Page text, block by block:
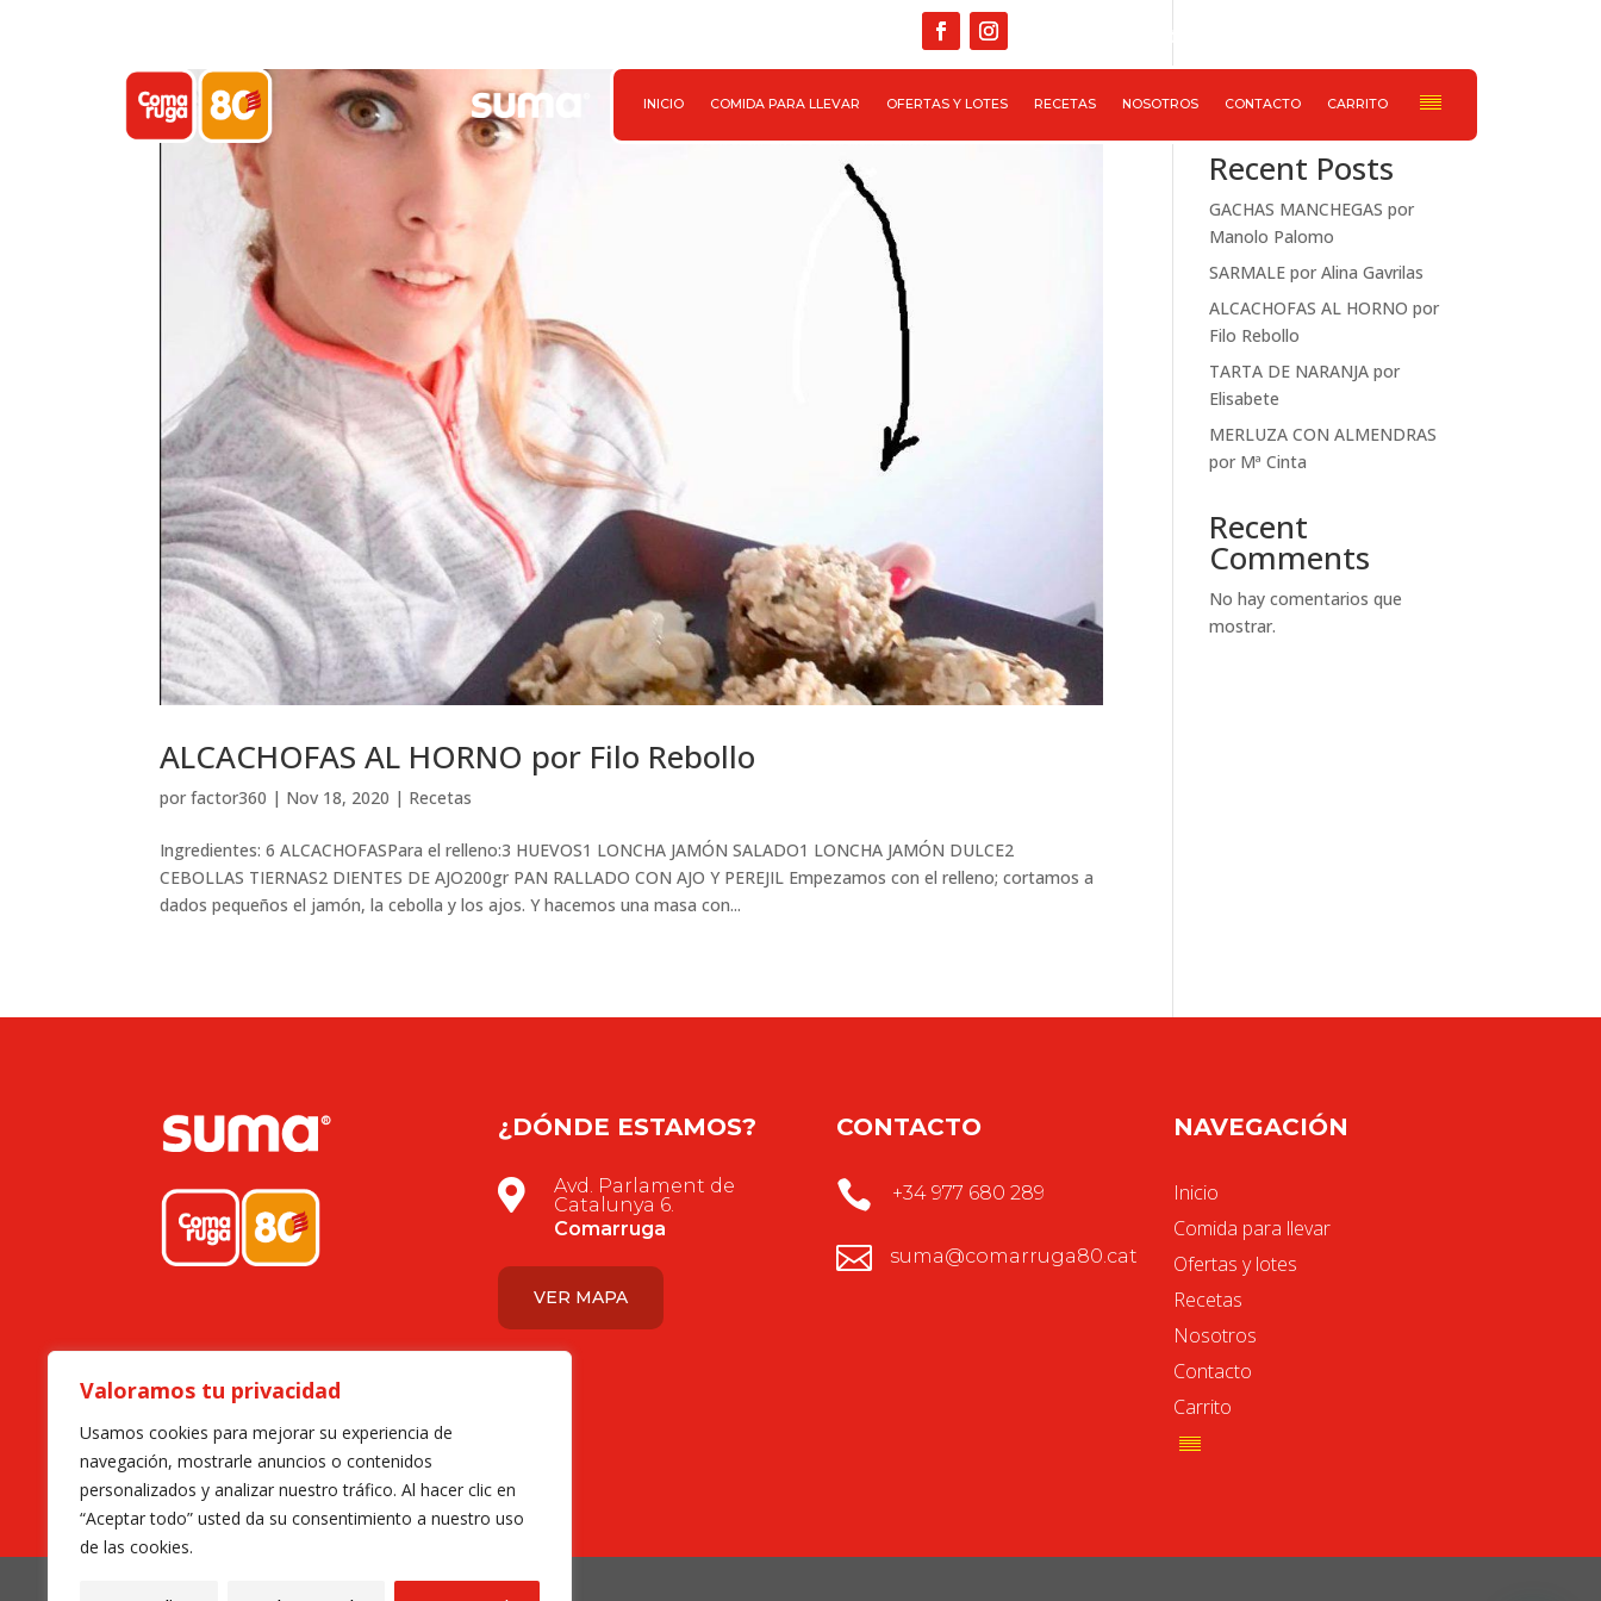
Valoramos tu privacidad
Usamos cookies para mejorar su experiencia de
navegación, mostrarle anuncios o contenidos
personalizados y analizar nuestro tráfico. Al hacer clic en
“Aceptar todo” usted da su consentimiento a nuestro uso
de las cookies.
Haz ahora tu pedido
INICIO COMIDA PARA LLEVAR OFERTAS Y LOTES RECETAS NOSOTROS CONTACTO CARRITO
ALCACHOFAS AL HORNO por Filo Rebollo
porfactor360 | Nov 18, 2020 | Recetas
Ingredientes: 6 ALCACHOFASPara el relleno:3 HUEVOS1 LONCHA JAMÓN SALADO1 LONCHA JAMÓN DULCE2
CEBOLLAS TIERNAS2 DIENTES DE AJO200gr PAN RALLADO CON AJO Y PEREJIL Empezamos con el relleno; cortamos a
dados pequeños el jamón, la cebolla y los ajos. Y hacemos una masa con...
Buscar
Recent Posts
GACHAS MANCHEGAS por
Manolo Palomo
SARMALE por Alina Gavrilas
ALCACHOFAS AL HORNO por
Filo Rebollo
TARTA DE NARANJA por
Elisabete
MERLUZA CON ALMENDRAS
por Mª Cinta
Recent
Comments
No hay comentarios que
mostrar.
¿DÓNDE ESTAMOS?

Avd. Parlament de
Catalunya 6.
Comarruga
VER MAPA
CONTACTO
 +34 977 680 289
 suma@comarruga80.cat
NAVEGACIÓN
Inicio
Comida para llevar
Ofertas y lotes
Recetas
Nosotros
Contacto
Carrito